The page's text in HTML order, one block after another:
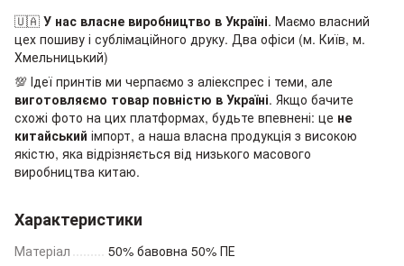
🇺🇦 У нас власне виробництво в Україні. Маємо власний
цех пошиву і сублімаційного друку. Два офіси (м. Київ, м.
Хмельницький)
💯 Ідеї принтів ми черпаємо з аліекспрес і теми, але
виготовляємо товар повністю в Україні. Якщо бачите
схожі фото на цих платформах, будьте впевнені: це не
китайський імпорт, а наша власна продукція з високою
якістю, яка відрізняється від низького масового
виробництва китаю.
Характеристики
Матеріал
50% бавовна 50% ПЕ